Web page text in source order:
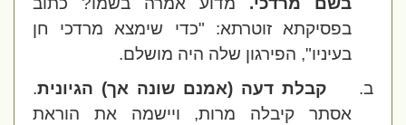
בפסיקתא זוטרתא: "כדי שימצא מרדכי חן
בעיניו", הפירגון שלה היה מושלם.
ב.
קבלת דעה (אמנם שונה אך) הגיונית.
אסתר קיבלה מרות, ויישמה את הוראת